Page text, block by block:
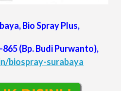
Bio Spray Plus,
865(Bp. Budi Purwanto),
biospray-surabaya